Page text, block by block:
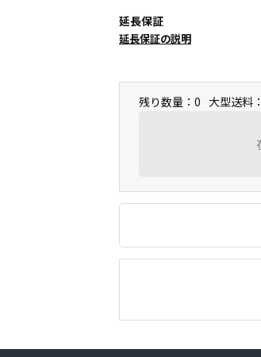
延長保証
延長保証の説明
残り数量：0 大型送料